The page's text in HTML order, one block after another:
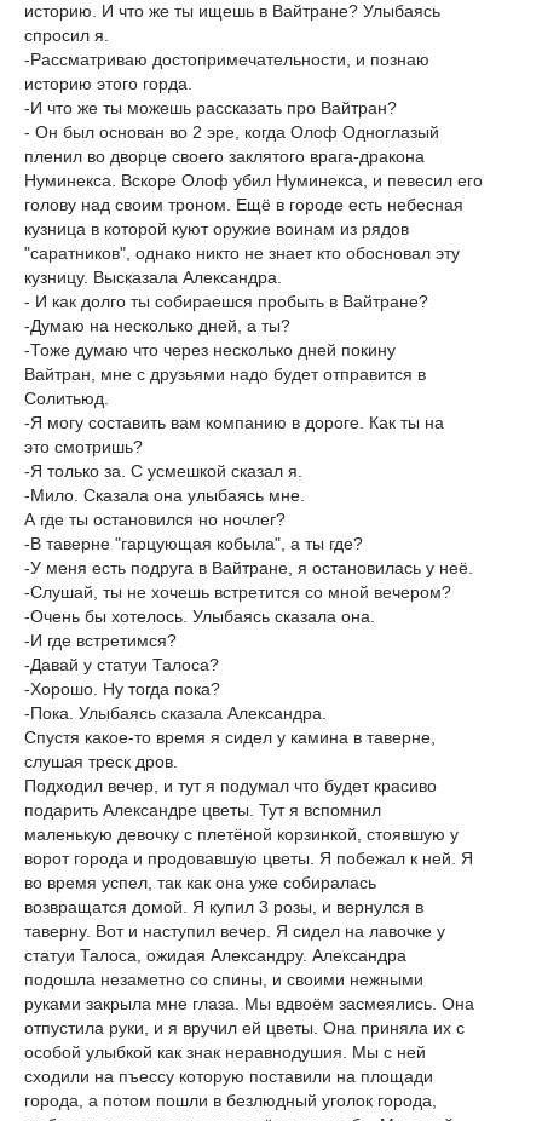
историю. И что же ты ищешь в Вайтране? Улыбаясь
спросил я.
-Рассматриваю достопримечательности, и познаю
историю этого горда.
-И что же ты можешь рассказать про Вайтран?
- Он был основан во 2 эре, когда Олоф Одноглазый
пленил во дворце своего заклятого врага-дракона
Нуминекса. Вскоре Олоф убил Нуминекса, и певесил его
голову над своим троном. Ещё в городе есть небесная
кузница в которой куют оружие воинам из рядов
"саратников", однако никто не знает кто обосновал эту
кузницу. Высказала Александра.
- И как долго ты собираешся пробыть в Вайтране?
-Думаю на несколько дней, а ты?
-Тоже думаю что через несколько дней покину
Вайтран, мне с друзьями надо будет отправится в
Солитьюд.
-Я могу составить вам компанию в дороге. Как ты на
это смотришь?
-Я только за. С усмешкой сказал я.
-Мило. Сказала она улыбаясь мне.
А где ты остановился но ночлег?
-В таверне "гарцующая кобыла", а ты где?
-У меня есть подруга в Вайтране, я остановилась у неё.
-Слушай, ты не хочешь встретится со мной вечером?
-Очень бы хотелось. Улыбаясь сказала она.
-И где встретимся?
-Давай у статуи Талоса?
-Хорошо. Ну тогда пока?
-Пока. Улыбаясь сказала Александра.
Спустя какое-то время я сидел у камина в таверне,
слушая треск дров.
Подходил вечер, и тут я подумал что будет красиво
подарить Александре цветы. Тут я вспомнил
маленькую девочку с плетёной корзинкой, стоявшую у
ворот города и продовавшую цветы. Я побежал к ней. Я
во время успел, так как она уже собиралась
возвращатся домой. Я купил 3 розы, и вернулся в
таверну. Вот и наступил вечер. Я сидел на лавочке у
статуи Талоса, ожидая Александру. Александра
подошла незаметно со спины, и своими нежными
руками закрыла мне глаза. Мы вдвоём засмеялись. Она
отпустила руки, и я вручил ей цветы. Она приняла их с
особой улыбкой как знак неравнодушия. Мы с ней
сходили на пъессу которую поставили на площади
города, а потом пошли в безлюдный уголок города,